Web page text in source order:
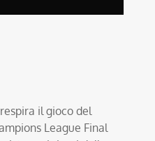
il gioco del
League Final